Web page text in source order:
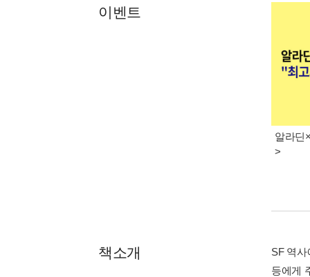
이벤트
알라딘
>
책소개
SF 역
등에게